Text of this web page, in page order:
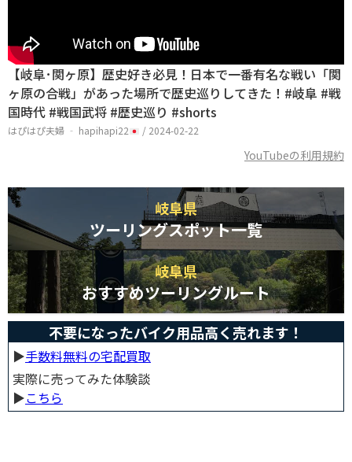
【岐阜･関ヶ原】歴史好き必見！日本で一番有名な戦い「関
ヶ原の合戦」があった場所で歴史巡りしてきた！#岐阜 #戦
国時代 #戦国武将 #歴史巡り #shorts
はぴはぴ夫婦 ‐ hapihapi22 / 2024-02-22
YouTubeの利用規約
岐阜県
ツーリングスポット一覧
岐阜県
おすすめツーリングルート
不要になったバイク用品高く売れます！
▶︎手数料無料の宅配買取
実際に売ってみた体験談
▶︎こちら